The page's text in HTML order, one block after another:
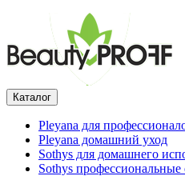
Каталог
Pleyana для
Pleyana домашний уход
Sothys для домашнего
Sothys профессиональные